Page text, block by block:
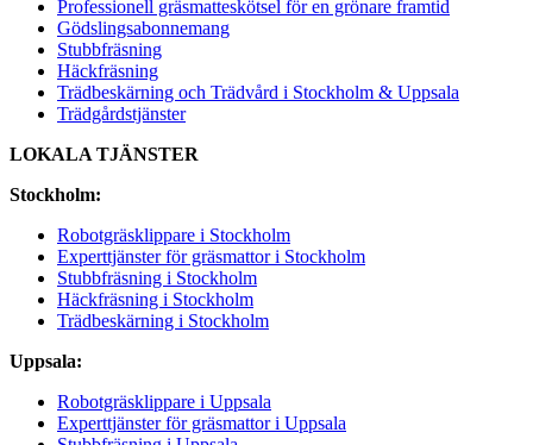
Professionell gräsmatteskötsel för en grönare framtid
Gödslingsabonnemang
Stubbfräsning
Häckfräsning
Trädbeskärning och Trädvård i Stockholm & Uppsala
Trädgårdstjänster
LOKALA TJÄNSTER
Stockholm:
Robotgräsklippare i Stockholm
Experttjänster för gräsmattor i Stockholm
Stubbfräsning i Stockholm
Häckfräsning i Stockholm
Trädbeskärning i Stockholm
Uppsala:
Robotgräsklippare i Uppsala
Experttjänster för gräsmattor i Uppsala